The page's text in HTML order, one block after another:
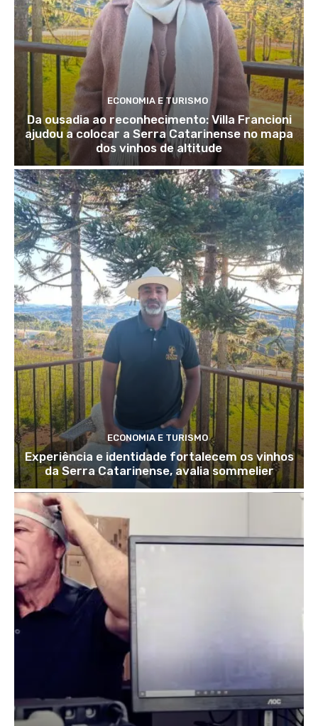
ECONOMIA E TURISMO
Da ousadia ao reconhecimento: Villa Francioni
ajudou a colocar a Serra Catarinense no mapa
dos vinhos de altitude
ECONOMIA E TURISMO
Experiência e identidade fortalecem os vinhos
da Serra Catarinense, avalia sommelier